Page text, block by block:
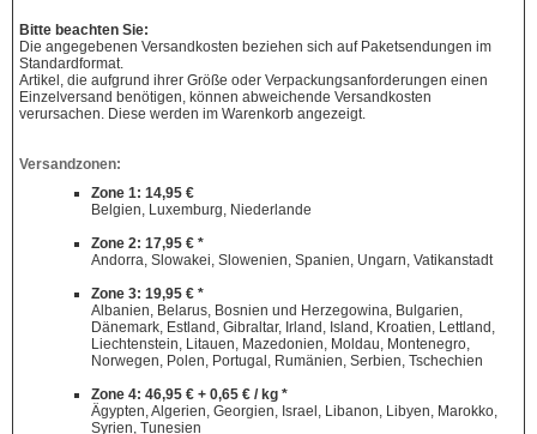
Bitte beachten Sie:
Die angegebenen Versandkosten beziehen sich auf Paketsendungen im
Standardformat.
Artikel, die aufgrund ihrer Größe oder Verpackungsanforderungen einen
Einzelversand benötigen, können abweichende Versandkosten
verursachen. Diese werden im Warenkorb angezeigt.
Versandzonen:
Zone 1: 14,95 €
Belgien, Luxemburg, Niederlande
Zone 2: 17,95 € *
Andorra, Slowakei, Slowenien, Spanien, Ungarn, Vatikanstadt
Zone 3: 19,95 € *
Albanien, Belarus, Bosnien und Herzegowina, Bulgarien,
Dänemark, Estland, Gibraltar, Irland, Island, Kroatien, Lettland,
Liechtenstein, Litauen, Mazedonien, Moldau, Montenegro,
Norwegen, Polen, Portugal, Rumänien, Serbien, Tschechien
Zone 4: 46,95 € + 0,65 € / kg *
Ägypten, Algerien, Georgien, Israel, Libanon, Libyen, Marokko,
Syrien, Tunesien